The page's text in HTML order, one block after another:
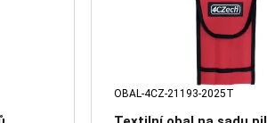
OBAL-4CZ-21193-2025T